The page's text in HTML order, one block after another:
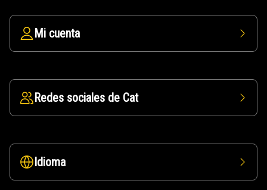
Mi cuenta
Redes sociales de Cat
Idioma